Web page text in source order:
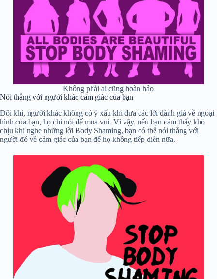
Không phải ai cũng hoàn hảo
Nói thẳng với người khác cảm giác của bạn
Đôi khi, người khác không có ý xấu khi đưa các lời đánh giá về ngoại
hình của bạn, họ chỉ nói để mua vui. Vì vậy, nếu bạn cảm thấy khó
chịu khi nghe những lời Body Shaming, bạn có thể nói thẳng với
người đó về cảm giác của bạn để họ không tiếp diễn nữa.